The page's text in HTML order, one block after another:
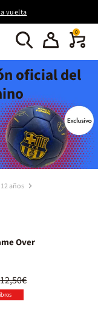
vuelta
0
oficial del
años
Over
12,50€